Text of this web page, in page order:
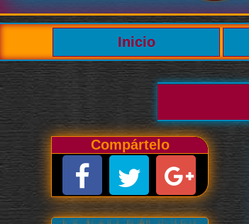
Inicio
Compártelo